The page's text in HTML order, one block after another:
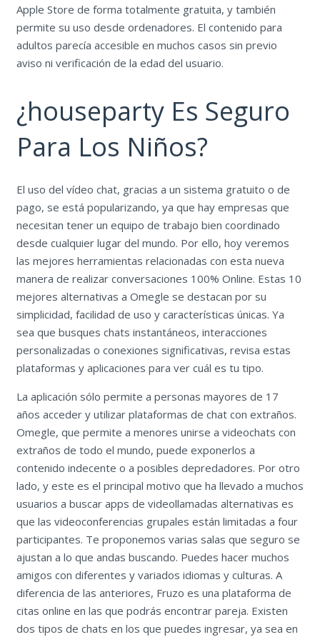
Apple Store de forma totalmente gratuita, y también
permite su uso desde ordenadores. El contenido para
adultos parecía accesible en muchos casos sin previo
aviso ni verificación de la edad del usuario.
¿houseparty Es Seguro
Para Los Niños?
El uso del vídeo chat, gracias a un sistema gratuito o de
pago, se está popularizando, ya que hay empresas que
necesitan tener un equipo de trabajo bien coordinado
desde cualquier lugar del mundo. Por ello, hoy veremos
las mejores herramientas relacionadas con esta nueva
manera de realizar conversaciones 100% Online. Estas 10
mejores alternativas a Omegle se destacan por su
simplicidad, facilidad de uso y características únicas. Ya
sea que busques chats instantáneos, interacciones
personalizadas o conexiones significativas, revisa estas
plataformas y aplicaciones para ver cuál es tu tipo.
La aplicación sólo permite a personas mayores de 17
años acceder y utilizar plataformas de chat con extraños.
Omegle, que permite a menores unirse a videochats con
extraños de todo el mundo, puede exponerlos a
contenido indecente o a posibles depredadores. Por otro
lado, y este es el principal motivo que ha llevado a muchos
usuarios a buscar apps de videollamadas alternativas es
que las videoconferencias grupales están limitadas a four
participantes. Te proponemos varias salas que seguro se
ajustan a lo que andas buscando. Puedes hacer muchos
amigos con diferentes y variados idiomas y culturas. A
diferencia de las anteriores, Fruzo es una plataforma de
citas online en las que podrás encontrar pareja. Existen
dos tipos de chats en los que puedes ingresar, ya sea en